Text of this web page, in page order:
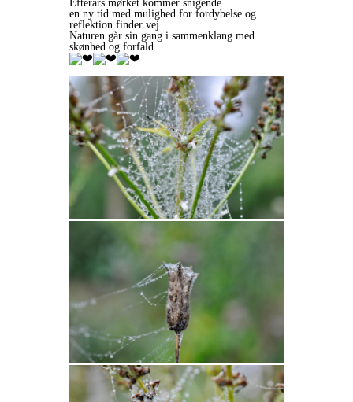
Efterårs mørket kommer snigende
en ny tid med mulighed for fordybelse og
reflektion finder vej.
Naturen går sin gang i sammenklang med
skønhed og forfald.